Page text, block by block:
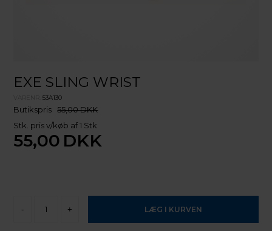
EXE SLING WRIST
VARENR.53A130
Butikspris 55,00 DKK
Stk. pris v/køb af 1 Stk
55,00 DKK
- +